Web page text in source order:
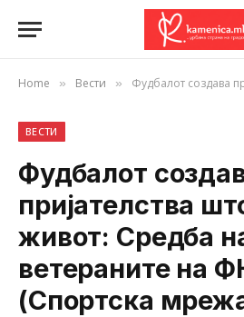
Home » Вести » Фудбалот создава пријателства што траат
ВЕСТИ
Фудбалот
пријателства
живот: Средба
ветераните на
(Спортска